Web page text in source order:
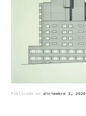
Públicado endiciembre 1, 2020